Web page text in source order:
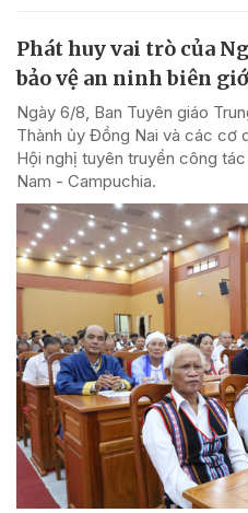
Phát huy vai trò của
bảo vệ an ninh biên
Ngày 6/8, Ban Tuyên giáo
Thành ủy Đồng Nai và các cơ
Hội nghị tuyên truyền công
Nam - Campuchia.